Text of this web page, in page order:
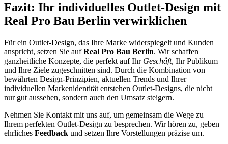
Fazit: Ihr individuelles Outlet-Design mit
Real Pro Bau Berlin verwirklichen
Für ein Outlet-Design, das Ihre Marke widerspiegelt und Kunden
anspricht, setzen Sie aufReal Pro Bau Berlin. Wir schaffen
ganzheitliche Konzepte, die perfekt auf Ihr Geschäft, Ihr Publikum
und Ihre Ziele zugeschnitten sind. Durch die Kombination von
bewährten Design-Prinzipien, aktuellen Trends und Ihrer
individuellen Markenidentität entstehen Outlet-Designs, die nicht
nur gut aussehen, sondern auch den Umsatz steigern.
Nehmen Sie Kontakt mit uns auf, um gemeinsam die Wege zu
Ihrem perfekten Outlet-Design zu besprechen. Wir hören zu, geben
ehrliches Feedback und setzen Ihre Vorstellungen präzise um.